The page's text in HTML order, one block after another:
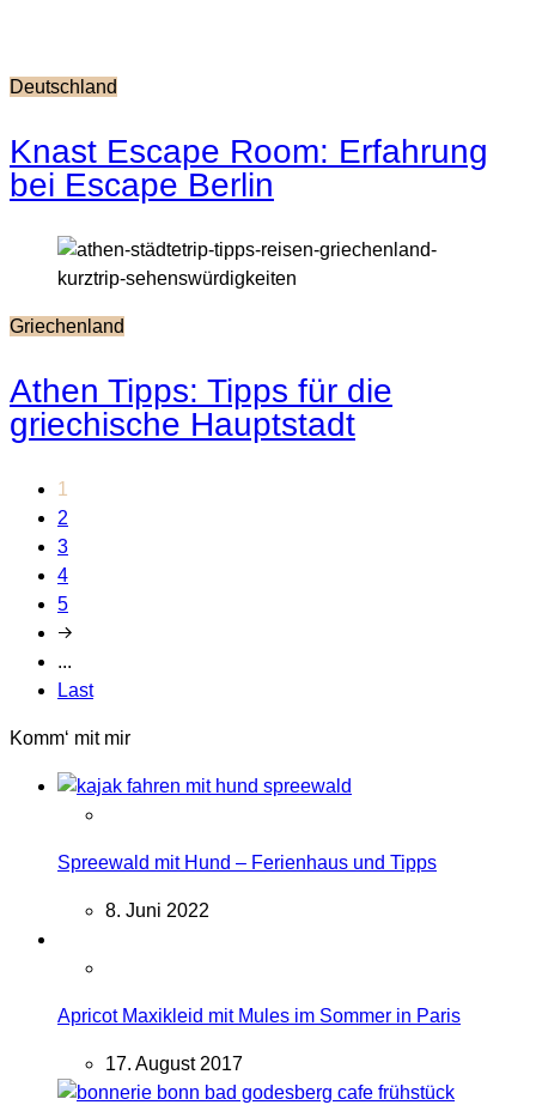
Deutschland
Knast Escape Room: Erfahrung
bei Escape Berlin
Griechenland
Athen Tipps: Tipps für die
griechische Hauptstadt
1
2
3
4
5
...
Last
Komm‘ mit mir
Spreewald mit Hund – Ferienhaus und Tipps
8. Juni 2022
Apricot Maxikleid mit Mules im Sommer in Paris
17. August 2017